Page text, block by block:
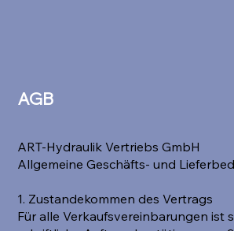
AGB
ART-Hydraulik Vertriebs GmbH
Allgemeine Geschäfts- und
1. Zustandekommen des Vertrags
Für alle Verkaufsvereinbarungen ist